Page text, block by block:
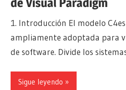
1. Introducción El modelo
ampliamente adoptada para
de software. Divide los
Sigue leyendo